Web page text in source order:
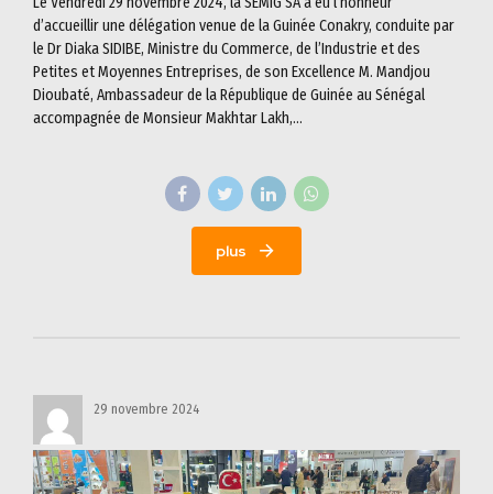
d’accueillir une délégation venue de la Guinée Conakry, conduite par
le Dr Diaka SIDIBE, Ministre du Commerce, de l’Industrie et des
Petites et Moyennes Entreprises, de son Excellence M. Mandjou
Dioubaté, Ambassadeur de la République de Guinée au Sénégal
accompagnée de Monsieur Makhtar Lakh,...
plus
29 novembre 2024